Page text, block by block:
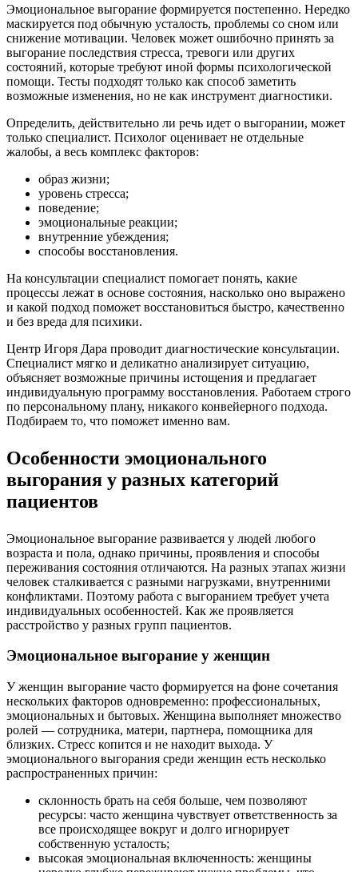
Эмоциональное выгорание формируется постепенно. Нередко
маскируется под обычную усталость, проблемы со сном или
снижение мотивации. Человек может ошибочно принять за
выгорание последствия стресса, тревоги или других
состояний, которые требуют иной формы психологической
помощи. Тесты подходят только как способ заметить
возможные изменения, но не как инструмент диагностики.
Определить, действительно ли речь идет о выгорании, может
только специалист. Психолог оценивает не отдельные
жалобы, а весь комплекс факторов:
образ жизни;
уровень стресса;
поведение;
эмоциональные реакции;
внутренние убеждения;
способы восстановления.
На консультации специалист помогает понять, какие
процессы лежат в основе состояния, насколько оно выражено
и какой подход поможет восстановиться быстро, качественно
и без вреда для психики.
Центр Игоря Дара проводит диагностические консультации.
Специалист мягко и деликатно анализирует ситуацию,
объясняет возможные причины истощения и предлагает
индивидуальную программу восстановления. Работаем строго
по персональному плану, никакого конвейерного подхода.
Подбираем то, что поможет именно вам.
Особенности эмоционального
выгорания у разных категорий
пациентов
Эмоциональное выгорание развивается у людей любого
возраста и пола, однако причины, проявления и способы
переживания состояния отличаются. На разных этапах жизни
человек сталкивается с разными нагрузками, внутренними
конфликтами. Поэтому работа с выгоранием требует учета
индивидуальных особенностей. Как же проявляется
расстройство у разных групп пациентов.
Эмоциональное выгорание у женщин
У женщин выгорание часто формируется на фоне сочетания
нескольких факторов одновременно: профессиональных,
эмоциональных и бытовых. Женщина выполняет множество
ролей — сотрудника, матери, партнера, помощника для
близких. Стресс копится и не находит выхода. У
эмоционального выгорания среди женщин есть несколько
распространенных причин:
склонность брать на себя больше, чем позволяют
ресурсы: часто женщина чувствует ответственность за
все происходящее вокруг и долго игнорирует
собственную усталость;
высокая эмоциональная включенность: женщины